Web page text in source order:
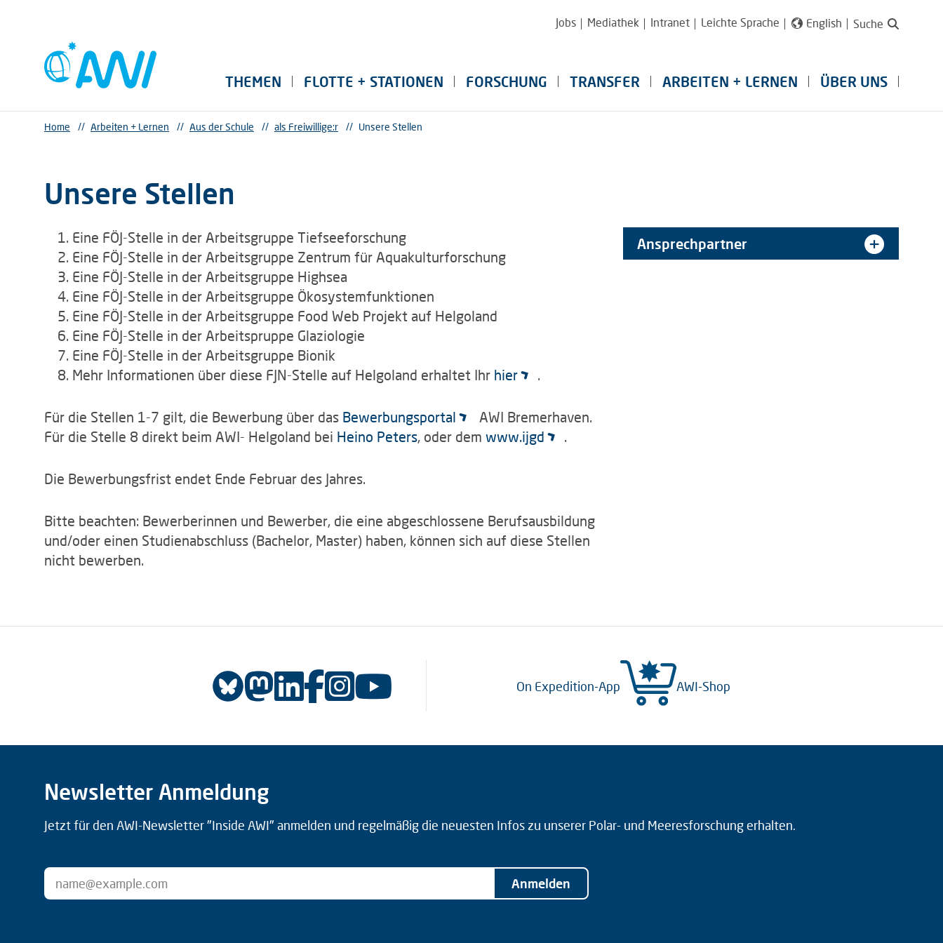
Jobs Mediathek Intranet Leichte Sprache English Suche
THEMEN FLOTTE + STATIONEN FORSCHUNG TRANSFER ARBEITEN + LERNEN ÜBER UNS
Home // Arbeiten + Lernen // Aus der Schule // als Freiwillige:r // Unsere Stellen
Unsere Stellen
Eine FÖJ-Stelle in der Arbeitsgruppe Tiefseeforschung
Eine FÖJ-Stelle in der Arbeitsgruppe Zentrum für Aquakulturforschung
Eine FÖJ-Stelle in der Arbeitsgruppe Highsea
Eine FÖJ-Stelle in der Arbeitsgruppe Ökosystemfunktionen
Eine FÖJ-Stelle in der Arbeitsgruppe Food Web Projekt auf Helgoland
Eine FÖJ-Stelle in der Arbeitspruppe Glaziologie
Eine FÖJ-Stelle in der Arbeitsgruppe Bionik
Mehr Informationen über diese FJN-Stelle auf Helgoland erhaltet Ihr hier .
Für die Stellen 1-7 gilt, die Bewerbung über das Bewerbungsportal
AWI Bremerhaven.
Für die Stelle 8 direkt beim AWI- Helgoland bei Heino Peters, oder dem www.ijgd .
Die Bewerbungsfrist endet Ende Februar des Jahres.
Bitte beachten: Bewerberinnen und Bewerber, die eine abgeschlossene Berufsausbildung
und/oder einen Studienabschluss (Bachelor, Master) haben, können sich auf diese Stellen
nicht bewerben.
Ansprechpartner
On Expedition-App AWI-Shop
Newsletter Anmeldung
Jetzt für den AWI-Newsletter "Inside AWI" anmelden und regelmäßig die neuesten Infos zu unserer Polar- und Meeresforschung erhalten.
Anmelden